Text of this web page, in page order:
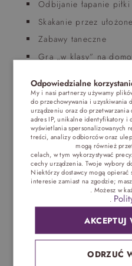
Odbijanie łapanie piłki
Skakanie przez
Zabawy taneczne
Gra „w klasy” na
krzeseł
Skakanie na skakance
i wiele innych…
Pomysłów na zabawę
fizyczną naprawdę jest
się dostępnymi
predyspozycji
pomysłem jest również
dzieci. Rozciąganie i
również na
zapobieganie ich
inwestycja np. coraz
gimnastyczne z
Odpowiedzialne
My i nasi partnerzy używamy
do przechowywania i uzyskiwania
urządzeniu oraz do przetwarzania
adres IP, unikalne identyfikatory i
wyświetlania
treści, analizy odbiorców oraz
mogą również
celach, w tym wykorzystywać
cechy urządzenia. Twoje wybory
Niektórzy dostawcy mogą opierać
interesie zamiast na zgodzie;
. Możesz w
.
AKCEPTUJ
ODRZUĆ